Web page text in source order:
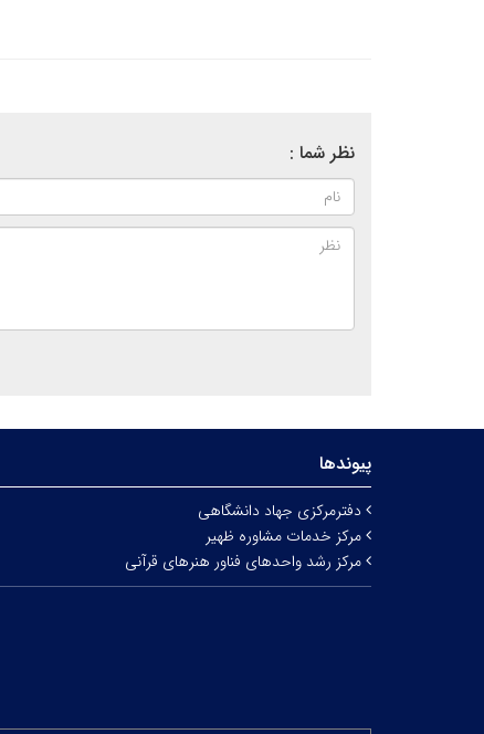
نظر شما :
پیوندها
دفترمرکزی جهاد دانشگاهی
مرکز خدمات مشاوره ظهیر
مرکز رشد واحدهای فناور هنرهای قرآنی